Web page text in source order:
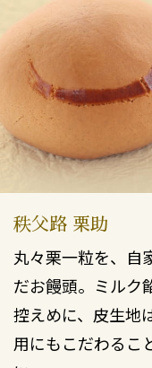
秩父路 栗助
丸々栗一粒を、自
だお饅頭。ミルク
控えめに、皮生地
用にもこだわるこ